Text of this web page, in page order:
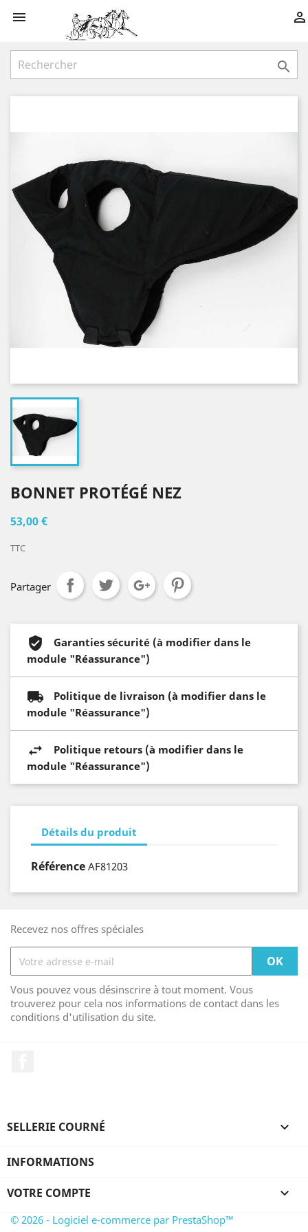
 

BONNET PROTÉGÉ NEZ
53,00 €
TTC
Partager
Garanties sécurité (à modifier dans le
module "Réassurance")
Politique de livraison (à modifier dans le
module "Réassurance")
Politique retours (à modifier dans le
module "Réassurance")
Détails du produit
Référence AF81203
Recevez nos offres spéciales
Vous pouvez vous désinscrire à tout moment. Vous
trouverez pour cela nos informations de contact dans les
conditions d'utilisation du site.
SELLERIE COURNÉ 
INFORMATIONS
VOTRE COMPTE 
© 2026 - Logiciel e-commerce par PrestaShop™